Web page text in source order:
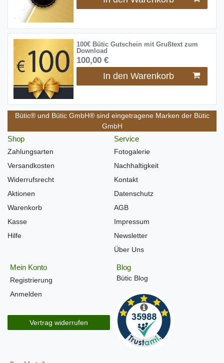
100€ Bütic Gutschein mit Grußtext zum
Download
100,00 €
In den Warenkorb
Bütic® und Bütic GmbH® sind eingetragene Marken der Bütic
GmbH
Shop
Zahlungsarten
Versandkosten
Widerrufsrecht
Aktionen
Warenkorb
Kasse
Hilfe
Service
Fotogalerie
Nachhaltigkeit
Kontakt
Datenschutz
AGB
Impressum
Newsletter
Über Uns
Mein Konto
Registrierung
Anmelden
Vertrag widerrufen
Blog
Bütic Blog